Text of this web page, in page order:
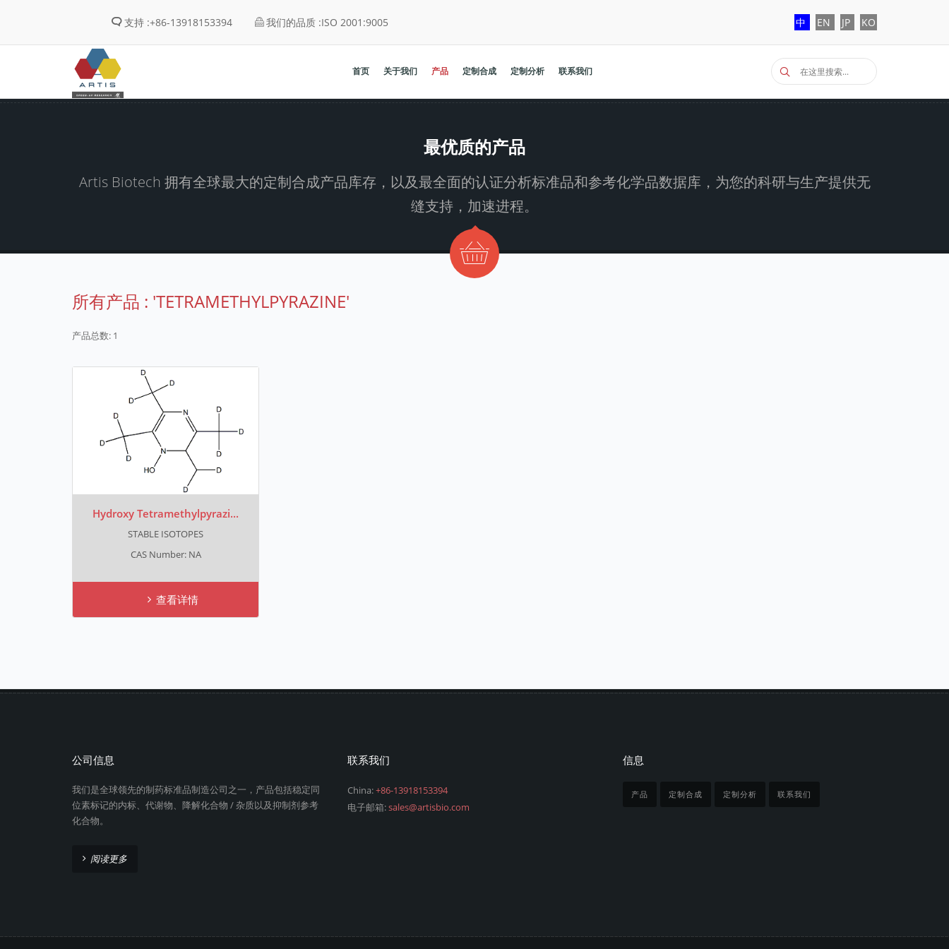
支持 :+86-13918153394 我们的品质 :ISO 2001:9005 中 EN JP KO
首页 关于我们 产品 定制合成 定制分析 联系我们
最优质的产品
Artis Biotech 拥有全球最大的定制合成产品库存，以及最全面的认证分析标准品和参考化学品数据库，为您的科研与生产提供无
缝支持，加速进程。
所有产品 : 'TETRAMETHYLPYRAZINE'
产品总数: 1
Hydroxy Tetramethylpyrazi...
STABLE ISOTOPES
CAS Number: NA
查看详情
公司信息
我们是全球领先的制药标准品制造公司之一，产品包括稳定同
位素标记的内标、代谢物、降解化合物 / 杂质以及抑制剂参考
化合物。
阅读更多
联系我们
China:+86-13918153394
电子邮箱:sales@artisbio.com
信息
产品 定制合成 定制分析 联系我们